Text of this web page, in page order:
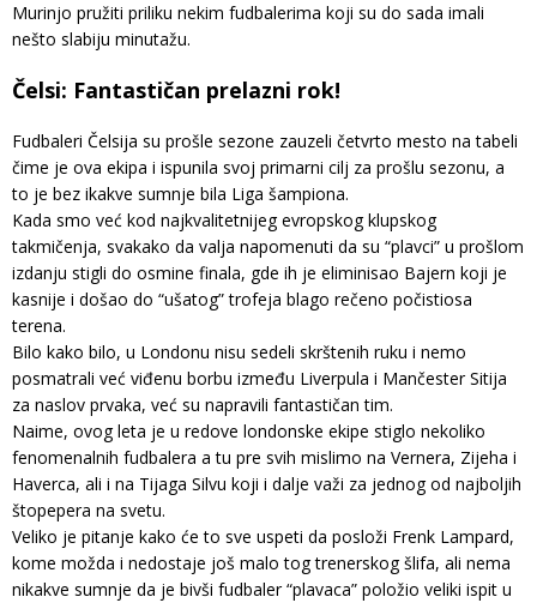
Murinjo pružiti priliku nekim fudbalerima koji su do sada imali
nešto slabiju minutažu.
Čelsi: Fantastičan prelazni rok!
Fudbaleri Čelsija su prošle sezone zauzeli četvrto mesto na tabeli
čime je ova ekipa i ispunila svoj primarni cilj za prošlu sezonu, a
to je bez ikakve sumnje bila Liga šampiona.
Kada smo već kod najkvalitetnijeg evropskog klupskog
takmičenja, svakako da valja napomenuti da su “plavci” u prošlom
izdanju stigli do osmine finala, gde ih je eliminisao Bajern koji je
kasnije i došao do “ušatog” trofeja blago rečeno počistiosa
terena.
Bilo kako bilo, u Londonu nisu sedeli skrštenih ruku i nemo
posmatrali već viđenu borbu između Liverpula i Mančester Sitija
za naslov prvaka, već su napravili fantastičan tim.
Naime, ovog leta je u redove londonske ekipe stiglo nekoliko
fenomenalnih fudbalera a tu pre svih mislimo na Vernera, Zijeha i
Haverca, ali i na Tijaga Silvu koji i dalje važi za jednog od najboljih
štopepera na svetu.
Veliko je pitanje kako će to sve uspeti da posloži Frenk Lampard,
kome možda i nedostaje još malo tog trenerskog šlifa, ali nema
nikakve sumnje da je bivši fudbaler “plavaca” položio veliki ispit u